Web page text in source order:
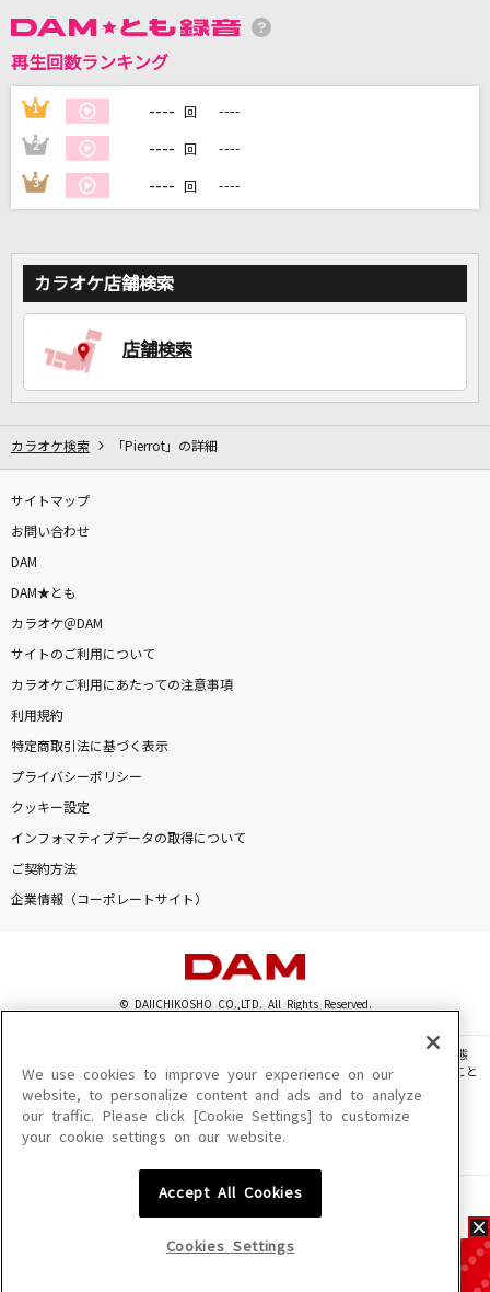
モーニング娘。
燃えよ
藤井 風
カラオケをもっと楽しもう！
再生回数ランキング
1 ---- 回 ----
2 ---- 回 ----
3 ---- 回 ----
カラオケ店舗検索
店舗検索
カラオケ検索 「Pierrot」の詳細
サイトマップ
お問い合わせ
DAM
DAM★とも
カラオケ＠DAM
サイトのご利用について
カラオケご利用にあたっての注意事項
利用規約
特定商取引法に基づく表示
プライバシーポリシー
クッキー設定
インフォマティブデータの取得について
ご契約方法
企業情報（コーポレートサイト）
© DAIICHIKOSHO CO.,LTD. All Rights Reserved.
このサイトに掲載されている一切の文章・画像・写真・動画・音声等を、手段や形態
を問わず、著作権法の定める範囲を超えて無断で複製、転載、ファイル化などすること
を禁じます。
楽曲及びコンテンツは、機種によりご利用いただけない場合があります。
楽曲及びコンテンツの配信日、配信内容が変更になる場合があります。
We use cookies to improve your experience on our
website, to personalize content and ads and to analyze
our traffic. Please click [Cookie Settings] to customize
your cookie settings on our website.
Accept All Cookies
Cookies Settings